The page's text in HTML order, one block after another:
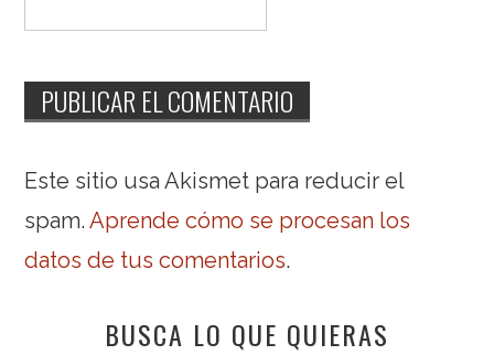
Este sitio usa Akismet para reducir el
spam.Aprende cómo se procesan los
datos de tus comentarios.
BUSCA LO QUE QUIERAS